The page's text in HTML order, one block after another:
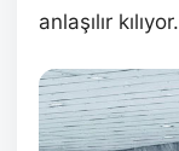
anlaşılır kılıyor.